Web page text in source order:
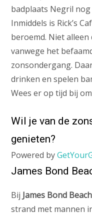
badplaats Negril
Inmiddels is Rick’s
beroemd. Niet
vanwege het
zonsondergang.
drinken en spelen
Wees er op tijd bij
Wil je van de
genieten?
Powered by
James Bond
Bij James Bond Beach
strand met mannen